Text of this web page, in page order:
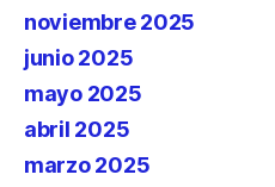
noviembre 2025
junio 2025
mayo 2025
abril 2025
marzo 2025